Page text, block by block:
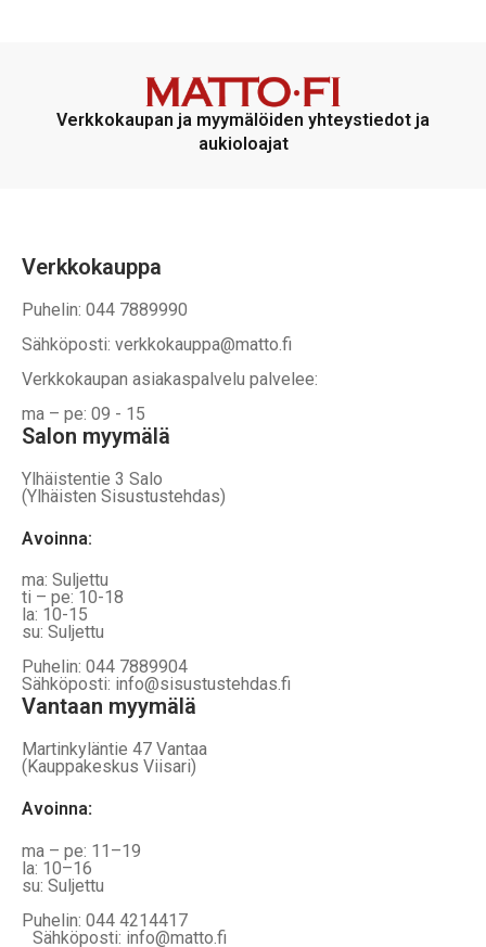
Verkkokaupan ja myymälöiden yhteystiedot ja
aukioloajat
Verkkokauppa
Puhelin: 044 7889990
Sähköposti: verkkokauppa@matto.fi
Verkkokaupan asiakaspalvelu palvelee:
ma – pe: 09 - 15
Salon myymälä
Ylhäistentie 3 Salo
(Ylhäisten Sisustustehdas)
Avoinna:
ma: Suljettu
ti – pe: 10-18
la: 10-15
su: Suljettu
Puhelin: 044 7889904
Sähköposti: info@sisustustehdas.fi
Vantaan myymälä
Martinkyläntie 47 Vantaa
(Kauppakeskus Viisari)
Avoinna:
ma – pe: 11–19
la: 10–16
su: Suljettu
Puhelin: 044 4214417
Sähköposti: info@matto.fi